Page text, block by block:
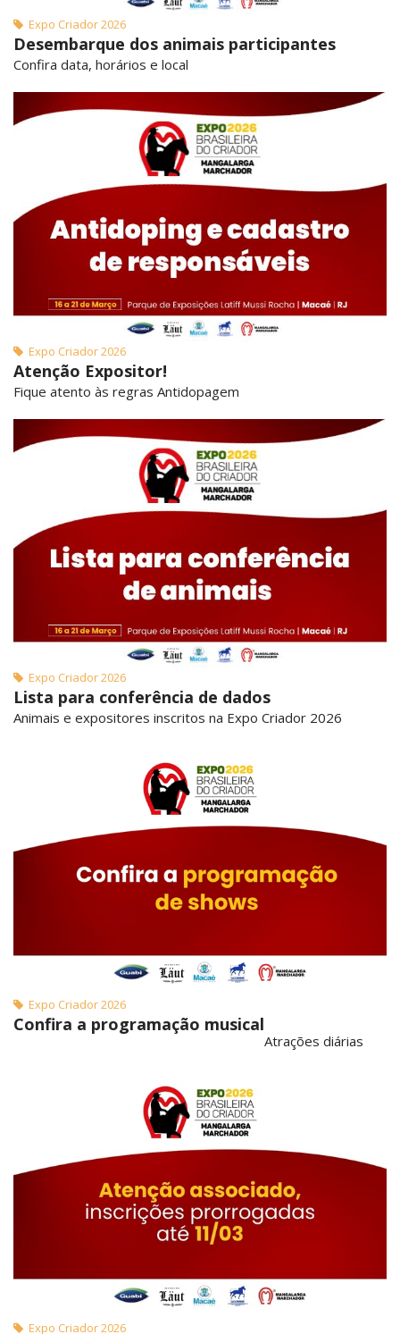
Expo Criador 2026
Desembarque dos animais participantes
Confira data, horários e local
Expo Criador 2026
Atenção Expositor!
Fique atento às regras Antidopagem
Expo Criador 2026
Lista para conferência de dados
Animais e expositores inscritos na Expo Criador 2026
Expo Criador 2026
Confira a programação musical
Atrações diárias
Expo Criador 2026